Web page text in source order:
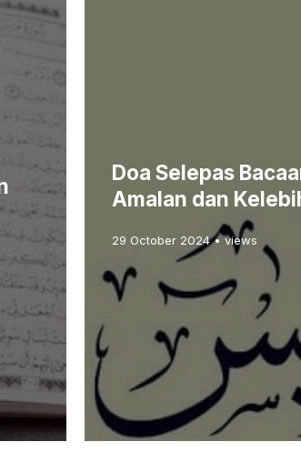
Doa Selepas
Amalan dan
29 October 2024 • views